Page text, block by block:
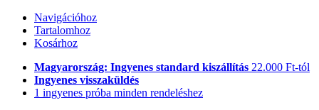
Navigációhoz
Tartalomhoz
Kosárhoz
Magyarország: Ingyenes standard kiszállítás 22.000 Ft-tól
Ingyenes visszaküldés
1 ingyenes próba minden rendeléshez